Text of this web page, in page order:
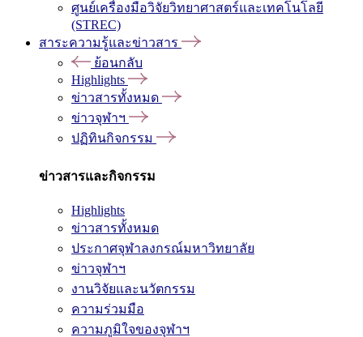
ศูนย์เครื่องมือวิจัยวิทยาศาสตร์และเทคโนโลยี
(STREC)
สาระความรู้และข่าวสาร
ย้อนกลับ
Highlights
ข่าวสารทั้งหมด
ข่าวจุฬาฯ
ปฏิทินกิจกรรม
ข่าวสารและกิจกรรม
Highlights
ข่าวสารทั้งหมด
ประกาศจุฬาลงกรณ์มหาวิทยาลัย
ข่าวจุฬาฯ
งานวิจัยและนวัตกรรม
ความร่วมมือ
ความภูมิใจของจุฬาฯ